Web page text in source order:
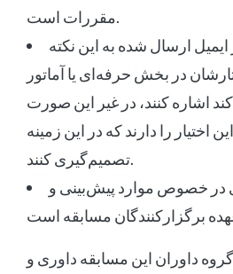
مقررات است.
ارسال شده به این نکته
در بخش حرفه‌ای یا آماتور
اشاره کنند، در غیر این صورت
اختیار را دارند که در این زمینه
تصمیم‌گیری کنند.
در خصوص موارد پیش‌بینی و
داوران این مسابقه داوری و